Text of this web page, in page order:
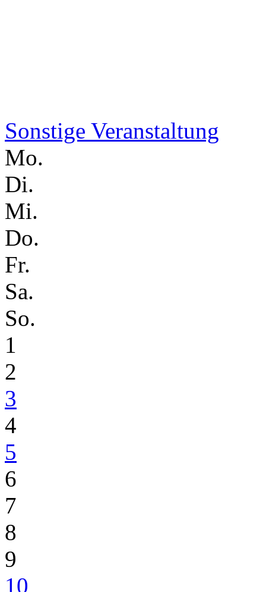
Sonstige Veranstaltung
Mo.
Di.
Mi.
Do.
Fr.
Sa.
So.
1
2
3
4
5
6
7
8
9
10